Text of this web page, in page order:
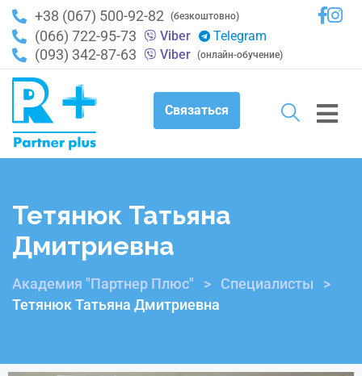
+38 (067) 500-92-82 (безкоштовно)
(066) 722-95-73 Viber Telegram
(093) 342-87-63 Viber (онлайн-обучение)
Связаться
Тетянюк Татьяна
Дмитриевна
Академия "Партнер Плюс" > Специалисты
>
Тетянюк Татьяна Дмитриевна